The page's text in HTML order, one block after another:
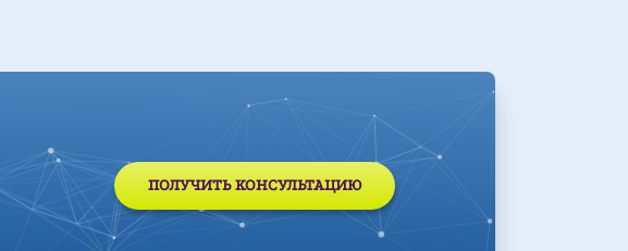
ПОЛУЧИТЬ КОНСУЛЬТАЦИЮ